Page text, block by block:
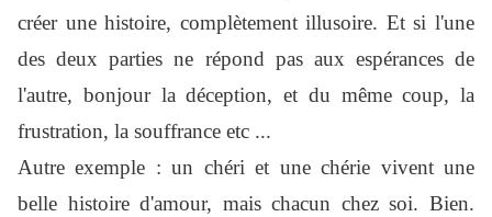
créer une histoire, complètement illusoire. Et si l'une
des deux parties ne répond pas aux espérances de
l'autre, bonjour la déception, et du même coup, la
frustration, la souffrance etc ...
Autre exemple : un chéri et une chérie vivent une
belle histoire d'amour, mais chacun chez soi. Bien.